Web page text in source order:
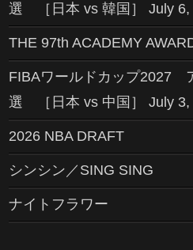
選 ［日本 vs 韓国］ July 6,
THE 97th ACADEMY
FIBAワールドカップ2027
選 ［日本 vs 中国］ July 3,
2026 NBA DRAFT
シンシン／SING SING
ナイトフラワー